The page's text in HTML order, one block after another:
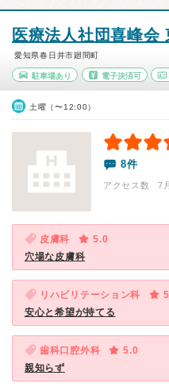
医療法人社団喜峰会
愛知県春日井市廻間町
駐車場あり 電子決済可
土曜（〜12:00）
8件
アクセス数 7
皮膚科
5.0
穴場な皮膚科
リハビリテーション科
安心と希望が持てる
歯科口腔外科
5.0
親知らず